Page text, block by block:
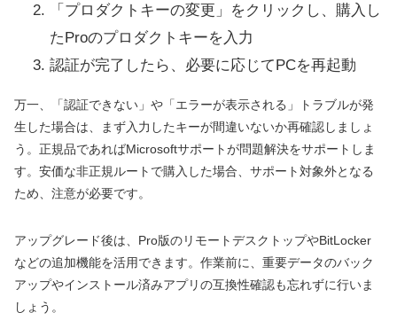
「プロダクトキーの変更」をクリックし、購入し
たProのプロダクトキーを入力
認証が完了したら、必要に応じてPCを再起動
万一、「認証できない」や「エラーが表示される」トラブルが発
生した場合は、まず入力したキーが間違いないか再確認しましょ
う。正規品であればMicrosoftサポートが問題解決をサポートしま
す。安価な非正規ルートで購入した場合、サポート対象外となる
ため、注意が必要です。
アップグレード後は、Pro版のリモートデスクトップやBitLocker
などの追加機能を活用できます。作業前に、重要データのバック
アップやインストール済みアプリの互換性確認も忘れずに行いま
しょう。